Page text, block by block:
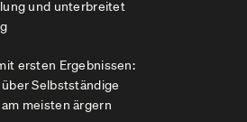
und unterbreitet
ersten Ergebnissen:
Selbstständige
meisten ärgern